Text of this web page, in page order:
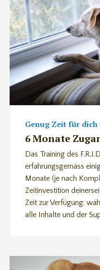
Genug Zeit für
6 Monate
Das Training des
erfahrungsgemäss
Monate (je nach
Zeitinvestition
Zeit zur Verfügung:
alle Inhalte und der